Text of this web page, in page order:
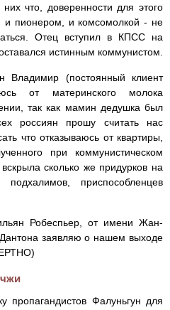
что, доверенности для этого
и пионером, и комсомолкой - не
Отец вступил в КПСС на
истинным коммунистом.
Владимир (постоянный клиент
от материнского молока
так как мамин дедушка был
россиян прошу считать нас
что отказываюсь от квартиры,
при коммунистическом
сколько же придурков на
приспособленцев
Робеспьер, от имени Жан-
заявляю о нашем выходе
пропагандистов Фалуньгун для